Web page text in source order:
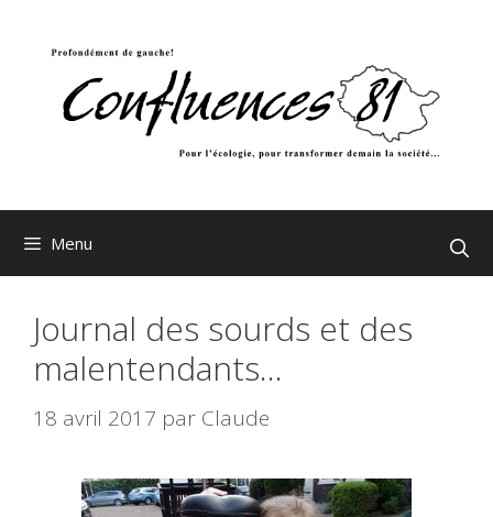
Menu
Journal des sourds et des
malentendants…
18 avril 2017 par Claude